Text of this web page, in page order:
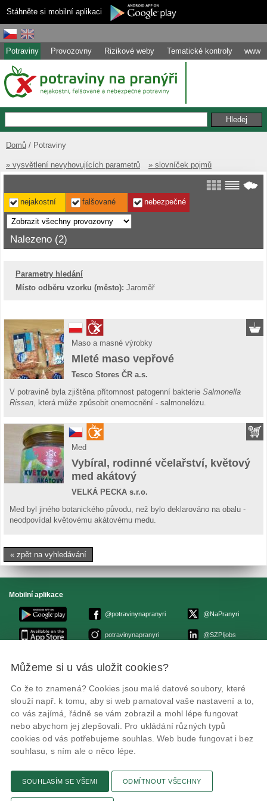
Stáhněte si mobilní aplikaci
Potraviny Provozovny Rizikové weby Tematické kontroly www
Domů Potraviny
» vysvětlení nevyhovujících parametrů » slovníček pojmů
nejakostní falšované nebezpečné
Nalezeno (2)
Parametry hledání
Místo odběru vzorku (město): Jaroměř
Maso a masné výrobky
Mleté maso vepřové
Tesco Stores ČR a.s.
V potravině byla zjištěna přítomnost patogenní bakterie Salmonella
Rissen , která může způsobit onemocnění - salmonelózu.
Med
Vybíral, rodinné včelařství, květový
med akátový
VELKÁ PECKA s.r.o.
Med byl jiného botanického původu, než bylo deklarováno na obalu -
neodpovídal květovému akátovému medu.
« zpět na vyhledávání
Mobilní aplikace
@potravinynapranyri
potravinynapranyri
@NaPranyri
@SZPIjobs
© Státní zemědělská a potravinářská inspekce 2026
ID datové schránky: avraiqg
IČO: 75014149, DIČ: CZ75014149
Zásady ochrany soukromí
Nastavení cookies
Můžeme si u vás uložit cookies?
Co že to znamená? Cookies jsou malé datové soubory, které
slouží např. k tomu, aby si web pamatoval vaše nastavení a to,
co vás zajímá, řádně se vám zobrazil a mohl lépe fungovat
nebo abychom jej zlepšovali. Pro ukládání různých typů
cookies od vás potřebujeme souhlas. Web bude fungovat i bez
souhlasu, s ním ale o něco lépe.
SOUHLASÍM SE VŠEMI ODMÍTNOUT VŠECHNY